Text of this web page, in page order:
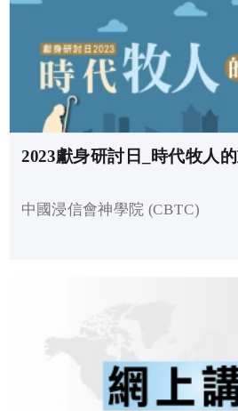
2023獻身研討日_時代牧人
中國浸信會神學院 (CBTC)